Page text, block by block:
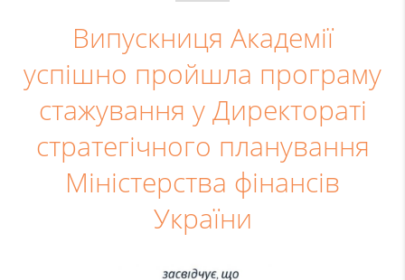
Випускниця Академії
успішно пройшла програму
стажування у Директораті
стратегічного планування
Міністерства фінансів
України